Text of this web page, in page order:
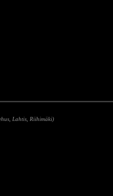
Lahtis, Riihimäki)